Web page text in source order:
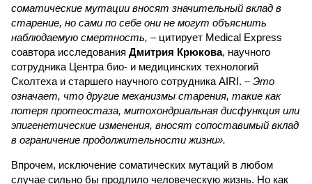
соматические мутации вносят значительный вклад в
старение, но сами по себе они не могут объяснить
наблюдаемую смертность, –цитирует Medical Express
соавтора исследования Дмитрия Крюкова, научного
сотрудника Центра био- и медицинских технологий
Сколтеха и старшего научного сотрудника AIRI. –Это
означает, что другие механизмы старения, такие как
потеря протеостаза, митохондриальная дисфункция или
эпигенетические изменения, вносят сопоставимый вклад
в ограничение продолжительности жизни».
Впрочем, исключение соматических мутаций в любом
случае сильно бы продлило человеческую жизнь. Но как